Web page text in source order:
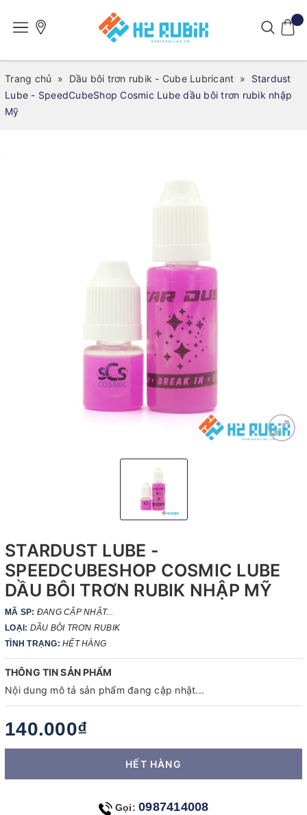
Trang chủ » Dầu bôi trơn rubik - Cube Lubricant »
Stardust
Lube - SpeedCubeShop Cosmic Lube dầu bôi trơn rubik nhập
Mỹ
STARDUST LUBE -
SPEEDCUBESHOP COSMIC LUBE
DẦU BÔI TRƠN RUBIK NHẬP MỸ
MÃ SP: ĐANG CẬP NHẬT...
LOẠI: DẦU BÔI TRƠN RUBIK
TÌNH TRẠNG: HẾT HÀNG
THÔNG TIN SẢN PHẨM
Nội dung mô tả sản phẩm đang cập nhật...
140.000₫
HẾT HÀNG
Gọi: 0987414008